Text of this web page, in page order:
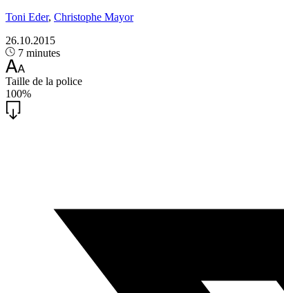
Toni Eder, Christophe Mayor
26.10.2015
7 minutes
Taille de la police
100%